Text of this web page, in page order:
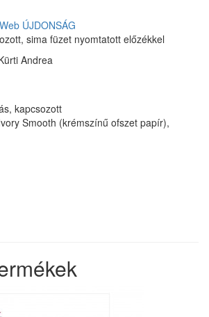
Web ÚJDONSÁG
sima füzet nyomtatott előzékkel
Andrea
kapcsozott
Smooth (krémszínű ofszet papír),